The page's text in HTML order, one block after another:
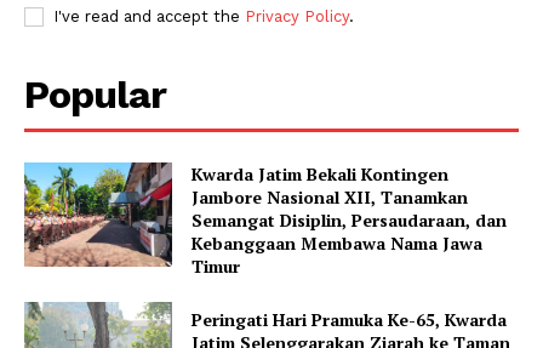
I've read and accept the Privacy Policy.
Popular
Kwarda Jatim Bekali Kontingen
Jambore Nasional XII, Tanamkan
Semangat Disiplin, Persaudaraan, dan
Kebanggaan Membawa Nama Jawa
Timur
Peringati Hari Pramuka Ke-65, Kwarda
Jatim Selenggarakan Ziarah ke Taman